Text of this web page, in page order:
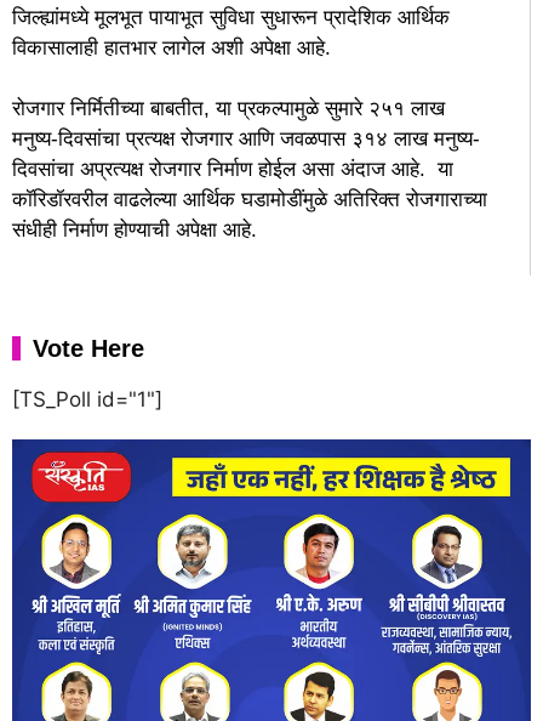
जिल्ह्यांमध्ये मूलभूत पायाभूत सुविधा सुधारून प्रादेशिक आर्थिक
विकासालाही हातभार लागेल अशी अपेक्षा आहे.
रोजगार निर्मितीच्या बाबतीत, या प्रकल्पामुळे सुमारे २५१ लाख
मनुष्य-दिवसांचा प्रत्यक्ष रोजगार आणि जवळपास ३१४ लाख मनुष्य-
दिवसांचा अप्रत्यक्ष रोजगार निर्माण होईल असा अंदाज आहे. या
कॉरिडॉरवरील वाढलेल्या आर्थिक घडामोडींमुळे अतिरिक्त रोजगाराच्या
संधीही निर्माण होण्याची अपेक्षा आहे.
Vote Here
[TS_Poll id="1"]